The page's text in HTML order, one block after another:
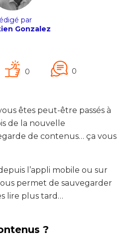
par
Gonzalez
0 0
êtes peut-être passés à
de la nouvelle
de contenus… ça vous
l’appli mobile ou sur
permet de sauvegarder
lire plus tard…
?